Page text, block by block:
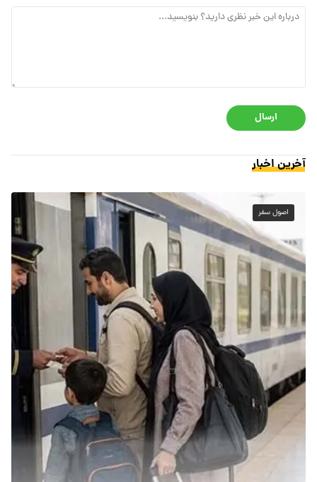
ارسال
آخرین اخبار
اصول سفر